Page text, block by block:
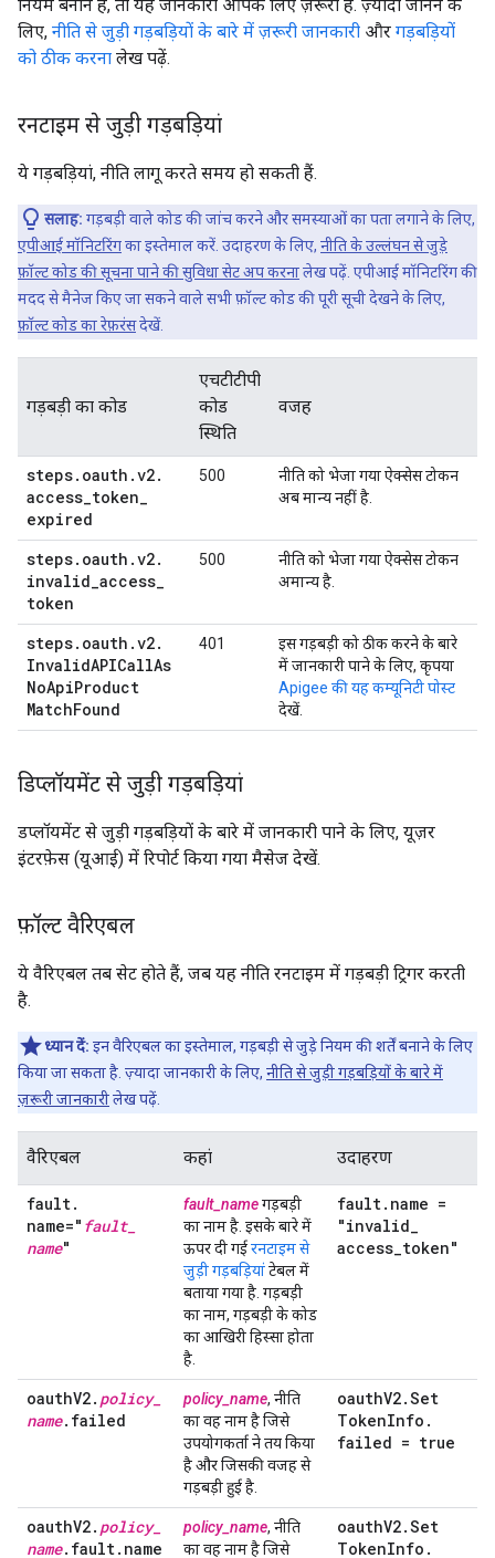
नियम बनाने हैं, तो यह जानकारी आपके लिए ज़रूरी है. ज़्यादा जानने के
लिए, नीति से जुड़ी गड़बड़ियों के बारे में ज़रूरी जानकारी और गड़बड़ियों
को ठीक करना लेख पढ़ें.
रनटाइम से जुड़ी गड़बड़ियां
ये गड़बड़ियां, नीति लागू करते समय हो सकती हैं.
सलाह: गड़बड़ी वाले कोड की जांच करने और समस्याओं का पता लगाने के लिए,
एपीआई मॉनिटरिंगका इस्तेमाल करें. उदाहरण के लिए, नीति के उल्लंघन से जुड़े
फ़ॉल्ट कोड की सूचना पाने की सुविधा सेट अप करनालेख पढ़ें. एपीआई मॉनिटरिंग की
मदद से मैनेज किए जा सकने वाले सभी फ़ॉल्ट कोड की पूरी सूची देखने के लिए,
फ़ॉल्ट कोड का रेफ़रंसदेखें.
गड़बड़ी का कोड
एचटीटीपी
कोड
स्थिति
वजह
steps. oauth .v2.
access_token_
expired
500
नीति को भेजा गया ऐक्सेस टोकन
अब मान्य नहीं है.
steps. oauth .v2.
invalid_access_
token
500
नीति को भेजा गया ऐक्सेस टोकन
अमान्य है.
steps. oauth .v2.
InvalidAPICallAs
NoApiProduct
MatchFound
401
इस गड़बड़ी को ठीक करने के बारे
में जानकारी पाने के लिए, कृपया
Apigee की यह कम्यूनिटी पोस्ट
देखें.
डिप्लॉयमेंट से जुड़ी गड़बड़ियां
डप्लॉयमेंट से जुड़ी गड़बड़ियों के बारे में जानकारी पाने के लिए, यूज़र
इंटरफ़ेस (यूआई) में रिपोर्ट किया गया मैसेज देखें.
फ़ॉल्ट वैरिएबल
ये वैरिएबल तब सेट होते हैं, जब यह नीति रनटाइम में गड़बड़ी ट्रिगर करती
है.
ध्यान दें: इन वैरिएबल का इस्तेमाल, गड़बड़ी से जुड़े नियम की शर्तें बनाने के लिए
किया जा सकता है. ज़्यादा जानकारी के लिए, नीति से जुड़ी गड़बड़ियों के बारे में
ज़रूरी जानकारीलेख पढ़ें.
वैरिएबल कहां उदाहरण
fault.
name=" fault_
name"
fault_nameगड़बड़ी
का नाम है. इसके बारे में
ऊपर दी गईरनटाइम से
जुड़ी गड़बड़ियांटेबल में
बताया गया है. गड़बड़ी
का नाम, गड़बड़ी के कोड
का आखिरी हिस्सा होता
है.
fault. name =
"invalid_
access_token"
oauthV2. policy_
name. failed
policy_name, नीति
का वह नाम है जिसे
उपयोगकर्ता ने तय किया
है और जिसकी वजह से
गड़बड़ी हुई है.
oauthV2.Set
TokenInfo .
failed = true
oauthV2. policy_
name. fault. name
policy_name, नीति
का वह नाम है जिसे
oauthV2.Set
TokenInfo .